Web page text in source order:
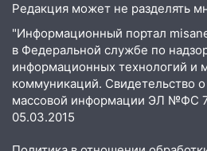
коллапс
19:43 Из-за ураганного
деревья в парке
18:00 Пепелище на
Заволжье ульяновские
ликвидировали крупный
Редакция может не разделять
"Информационный портал
в Федеральной службе по
информационных технологий и
коммуникаций. Свидетельство
массовой информации ЭЛ №ФС
05.03.2015